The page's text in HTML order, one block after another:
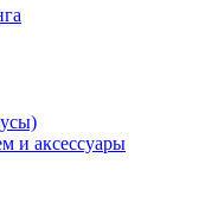
и аксессуары